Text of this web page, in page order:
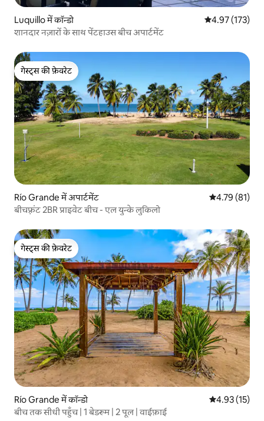
Luquillo में कॉन्डो औसत रेटिंग 5 में से
4.97 (173)
शानदार नज़ारों के साथ पेंटहाउस बीच अपार्टमेंट
गेस्ट्स की फ़ेवरेट
गेस्ट्स की फ़ेवरेट
Río Grande में अपार्टमेंट औसत रेटिंग 5 में
4.79 (81)
बीचफ़्रंट 2BR प्राइवेट बीच - एल युन्के लुकिलो
गेस्ट्स की फ़ेवरेट
गेस्ट्स की फ़ेवरेट
Río Grande में कॉन्डो औसत रेटिंग 5 में
4.93 (15)
बीच तक सीधी पहुँच | 1 बेडरूम | 2 पूल | वाईफ़ाई